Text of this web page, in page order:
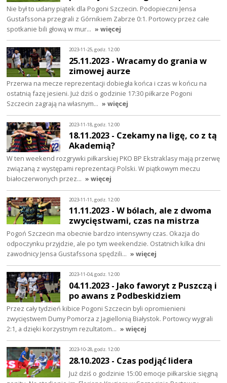
Nie był to udany piątek dla Pogoni Szczecin. Podopieczni Jensa
Gustafssona przegrali z Górnikiem Zabrze 0:1. Portowcy przez całe
spotkanie bili głową w mur… » więcej
2023-11-25, godz. 12:00
25.11.2023 - Wracamy do grania w
zimowej aurze
Przerwa na mecze reprezentacji dobiegła końca i czas w końcu na
ostatnią fazę jesieni. Już dziś o godzinie 17:30 piłkarze Pogoni
Szczecin zagrają na własnym… » więcej
2023-11-18, godz. 12:00
18.11.2023 - Czekamy na ligę, co z tą
Akademią?
W ten weekend rozgrywki piłkarskiej PKO BP Ekstraklasy mają przerwę
związaną z występami reprezentacji Polski. W piątkowym meczu
białoczerwonych przez… » więcej
2023-11-11, godz. 12:00
11.11.2023 - W bólach, ale z dwoma
zwycięstwami, czas na mistrza
Pogoń Szczecin ma obecnie bardzo intensywny czas. Okazja do
odpoczynku przyjdzie, ale po tym weekendzie. Ostatnich kilka dni
zawodnicy Jensa Gustafssona spędzili… » więcej
2023-11-04, godz. 12:00
04.11.2023 - Jako faworyt z Puszczą i
po awans z Podbeskidziem
Przez cały tydzień kibice Pogoni Szczecin byli opromienieni
zwycięstwem Dumy Pomorza z Jagiellonią Białystok. Portowcy wygrali
2:1, a dzięki korzystnym rezultatom… » więcej
2023-10-28, godz. 12:00
28.10.2023 - Czas podjąć lidera
Już dziś o godzinie 15:00 emocje piłkarskie sięgną